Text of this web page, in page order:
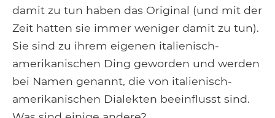
damit zu tun haben das Original (und mit der
Zeit hatten sie immer weniger damit zu tun).
Sie sind zu ihrem eigenen italienisch-
amerikanischen Ding geworden und werden
bei Namen genannt, die von italienisch-
amerikanischen Dialekten beeinflusst sind.